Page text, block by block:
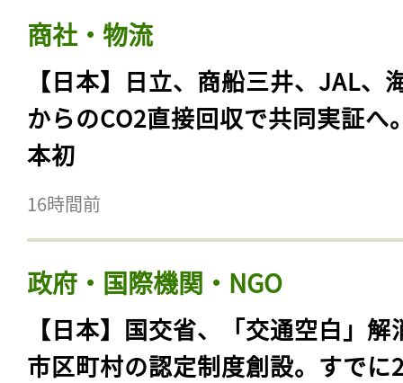
商社・物流
【日本】日立、商船三井、JAL、
からのCO2直接回収で共同実証へ
本初
16時間前
政府・国際機関・NGO
【日本】国交省、「交通空白」解
市区町村の認定制度創設。すでに